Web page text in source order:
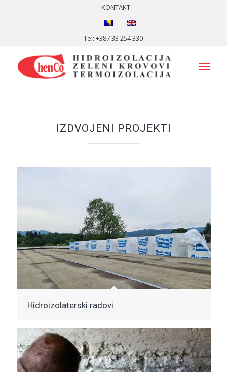
KONTAKT
Tel: +387 33 254 330
IZDVOJENI PROJEKTI
Hidroizolaterski radovi